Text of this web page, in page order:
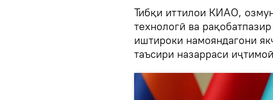
Тибқи иттилои КИАО,
технологӣ ва
иштироки намояндагони
таъсири назарраси